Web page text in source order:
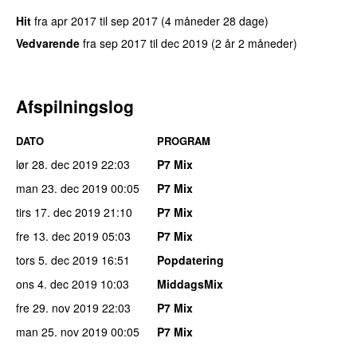
Hit fra apr 2017 til sep 2017 (4 måneder 28 dage)
Vedvarende fra sep 2017 til dec 2019 (2 år 2 måneder)
Afspilningslog
DATO PROGRAM
lør 28. dec 2019 22:03
P7 Mix
man 23. dec 2019 00:05
P7 Mix
tirs 17. dec 2019 21:10
P7 Mix
fre 13. dec 2019 05:03
P7 Mix
tors 5. dec 2019 16:51
Popdatering
ons 4. dec 2019 10:03
MiddagsMix
fre 29. nov 2019 22:03
P7 Mix
man 25. nov 2019 00:05
P7 Mix